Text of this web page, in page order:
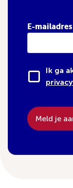
E-mailadres
Ik ga
Meld je